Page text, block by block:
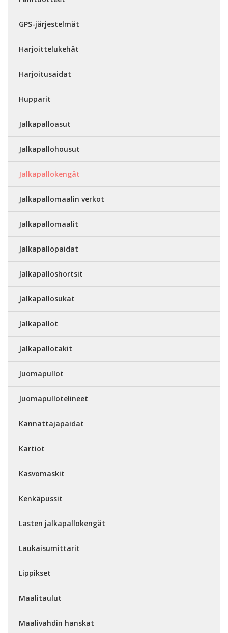
GPS-järjestelmät
Harjoittelukehät
Harjoitusaidat
Hupparit
Jalkapalloasut
Jalkapallohousut
Jalkapallokengät
Jalkapallomaalin verkot
Jalkapallomaalit
Jalkapallopaidat
Jalkapalloshortsit
Jalkapallosukat
Jalkapallot
Jalkapallotakit
Juomapullot
Juomapullotelineet
Kannattajapaidat
Kartiot
Kasvomaskit
Kenkäpussit
Lasten jalkapallokengät
Laukaisumittarit
Lippikset
Maalitaulut
Maalivahdin hanskat